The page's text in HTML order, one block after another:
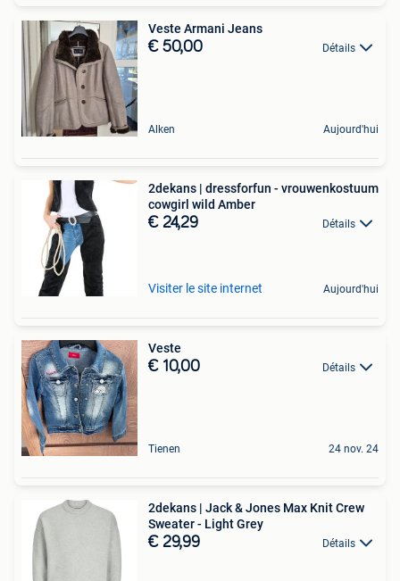
Veste Armani Jeans
€ 50,00 Détails
Alken Aujourd'hui
2dekans | dressforfun - vrouwenkostuum
cowgirl wild Amber
€ 24,29 Détails
Visiter le site internet Aujourd'hui
Veste
€ 10,00 Détails
Tienen 24 nov. 24
2dekans | Jack & Jones Max Knit Crew
Sweater - Light Grey
€ 29,99 Détails